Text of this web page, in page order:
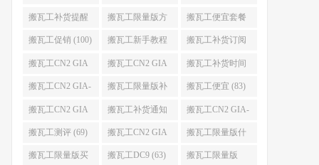
(128) (126)
搬瓦工补货提醒
(106)
搬瓦工限量版方
案 (106)
搬瓦工便宜套餐
(103)
搬瓦工促销 (100) 搬瓦工新手教程
(98)
搬瓦工补货订阅
(98)
搬瓦工CN2 GIA
便宜方案 (92)
搬瓦工CN2 GIA
限量版 (90)
搬瓦工补货时间
(89)
搬瓦工CN2 GIA-
E限量版 (84)
搬瓦工限量版补
货 (84)
搬瓦工便宜 (83)
搬瓦工CN2 GIA
优惠 (82)
搬瓦工补货通知
QQ群 (76)
搬瓦工CN2 GIA-
E便宜套餐 (76)
搬瓦工测评 (69) 搬瓦工CN2 GIA
限量版补货 (67)
搬瓦工限量版什
么时候补货 (67)
搬瓦工限量版买 搬瓦工DC9 (63) 搬瓦工限量版